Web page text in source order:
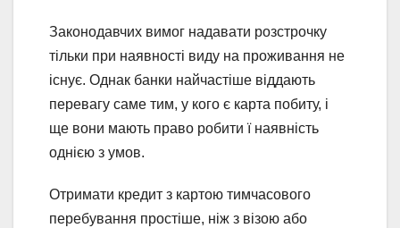
Законодавчих вимог надавати розстрочку
тільки при наявності виду на проживання не
існує. Однак банки найчастіше віддають
перевагу саме тим, у кого є карта побиту, і
ще вони мають право робити ї наявність
однією з умов.
Отримати кредит з картою тимчасового
перебування простіше, ніж з візою або